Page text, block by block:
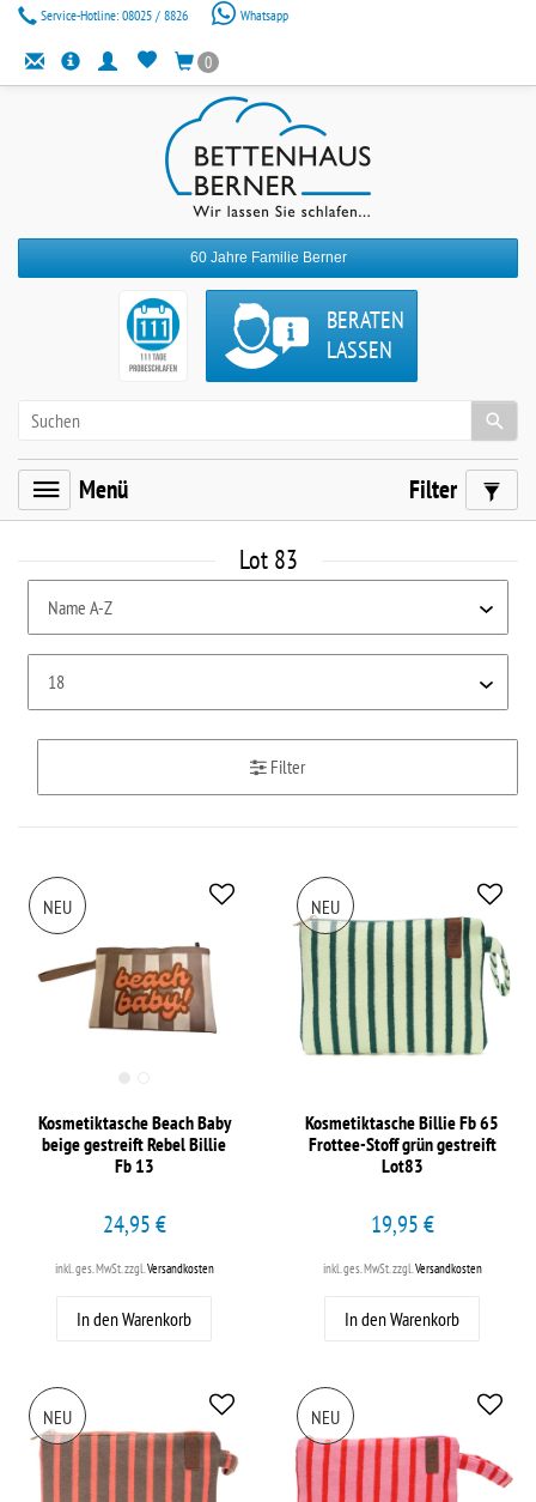
Service-Hotline: 08025 / 8826 Whatsapp
0
60 Jahre Familie Berner
BERATEN
LASSEN
Menü Filter
Lot 83
Filter
NEU
Kosmetiktasche Beach Baby
beige gestreift Rebel Billie
Fb 13
24,95 €
inkl. ges. MwSt.zzgl.Versandkosten
In den Warenkorb
NEU
Kosmetiktasche Billie Fb 65
Frottee-Stoff grün gestreift
Lot83
19,95 €
inkl. ges. MwSt.zzgl.Versandkosten
In den Warenkorb
NEU NEU